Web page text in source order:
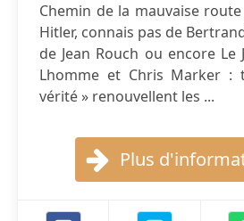
Chemin de la mauvaise
Hitler, connais pas de
de Jean Rouch ou encore
Lhomme et Chris Marker :
vérité » renouvellent les ...
Plus